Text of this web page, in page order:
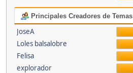
Principales Creadores de Temas
JoseA
Loles balsalobre
Felisa
explorador